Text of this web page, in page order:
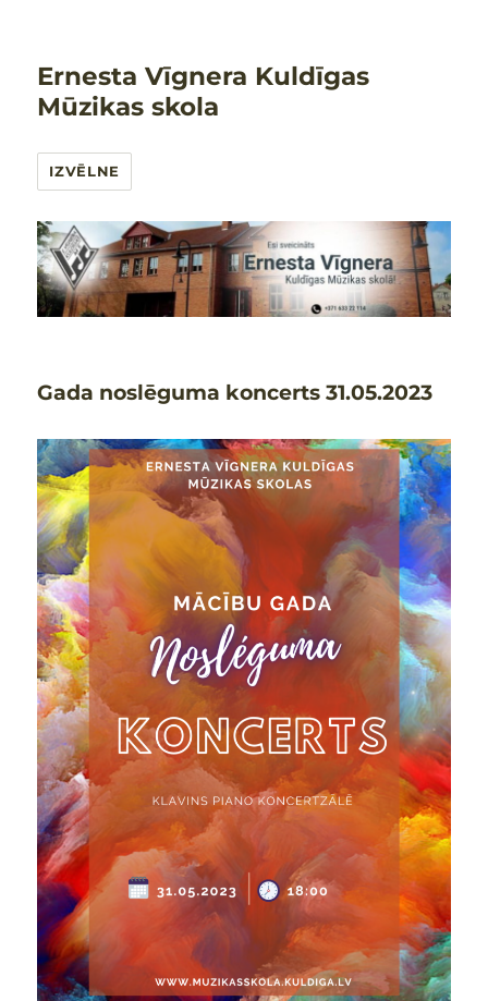
Ernesta Vīgnera Kuldīgas
Mūzikas skola
IZVĒLNE
Gada noslēguma koncerts 31.05.2023